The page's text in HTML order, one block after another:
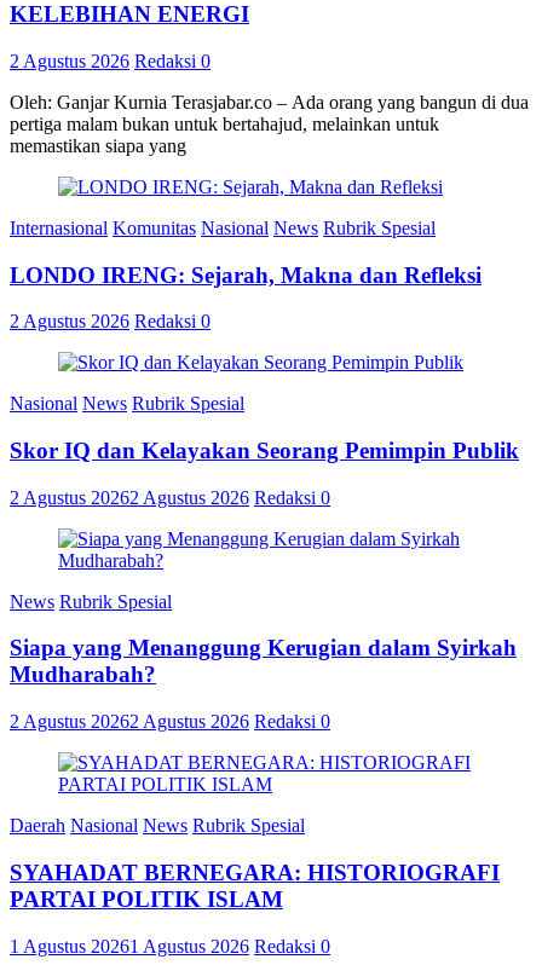
KELEBIHAN ENERGI
2 Agustus 2026 Redaksi 0
Oleh: Ganjar Kurnia Terasjabar.co – Ada orang yang bangun di dua
pertiga malam bukan untuk bertahajud, melainkan untuk
memastikan siapa yang
Internasional Komunitas Nasional News Rubrik Spesial
LONDO IRENG: Sejarah, Makna dan Refleksi
2 Agustus 2026 Redaksi 0
Nasional News Rubrik Spesial
Skor IQ dan Kelayakan Seorang Pemimpin Publik
2 Agustus 20262 Agustus 2026 Redaksi 0
News Rubrik Spesial
Siapa yang Menanggung Kerugian dalam Syirkah
Mudharabah?
2 Agustus 20262 Agustus 2026 Redaksi 0
Daerah Nasional News Rubrik Spesial
SYAHADAT BERNEGARA: HISTORIOGRAFI
PARTAI POLITIK ISLAM
1 Agustus 20261 Agustus 2026 Redaksi 0